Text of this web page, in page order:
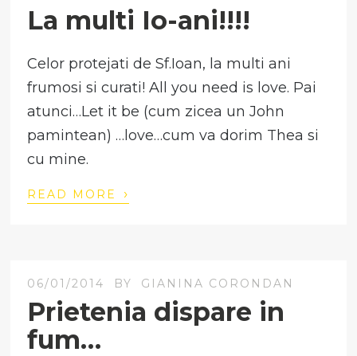
La multi Io-ani!!!!
Celor protejati de Sf.Ioan, la multi ani
frumosi si curati! All you need is love. Pai
atunci…Let it be (cum zicea un John
pamintean) …love…cum va dorim Thea si
cu mine.
READ MORE ›
06/01/2014 BY GIANINA CORONDAN
Prietenia dispare in
fum…